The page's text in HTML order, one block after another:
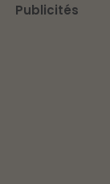
Publicités